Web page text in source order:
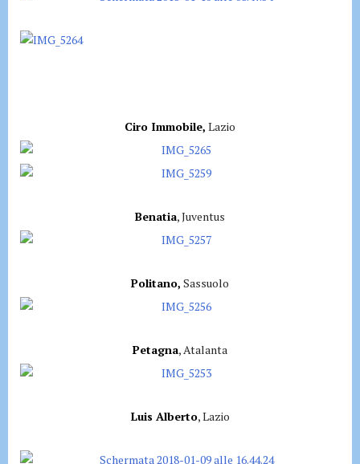
Ciro Immobile, Lazio
Benatia, Juventus
Politano, Sassuolo
Petagna, Atalanta
Luis Alberto, Lazio